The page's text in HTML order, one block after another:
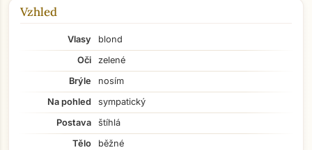
Vzhled
Vlasy
blond
Oči
zelené
Brýle
nosím
Na pohled
sympatický
Postava
štíhlá
Tělo
běžné